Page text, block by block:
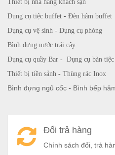
Thiết bị nhà hàng khách sạn
Dụng cụ tiệc buffet - Đèn hâm buffet
Dụng cụ vệ sinh - Dụng cụ phòng
Bình đựng nước trái cây
Dụng cụ quầy Bar - Dụng cụ bàn tiệc
Thiết bị tiền sảnh - Thùng rác Inox
Bình đựng ngũ cốc - Bình bếp
Đổi trả hàng
Chính sách đổi, trả